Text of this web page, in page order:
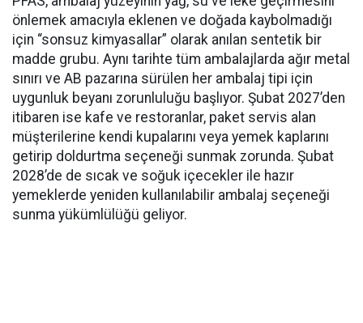
önlemek amacıyla eklenen ve doğada kaybolmadığı
için “sonsuz kimyasallar” olarak anılan sentetik bir
madde grubu. Aynı tarihte tüm ambalajlarda ağır metal
sınırı ve AB pazarına sürülen her ambalaj tipi için
uygunluk beyanı zorunluluğu başlıyor. Şubat 2027’den
itibaren ise kafe ve restoranlar, paket servis alan
müşterilerine kendi kupalarını veya yemek kaplarını
getirip doldurtma seçeneği sunmak zorunda. Şubat
2028’de de sıcak ve soğuk içecekler ile hazır
yemeklerde yeniden kullanılabilir ambalaj seçeneği
sunma yükümlülüğü geliyor.